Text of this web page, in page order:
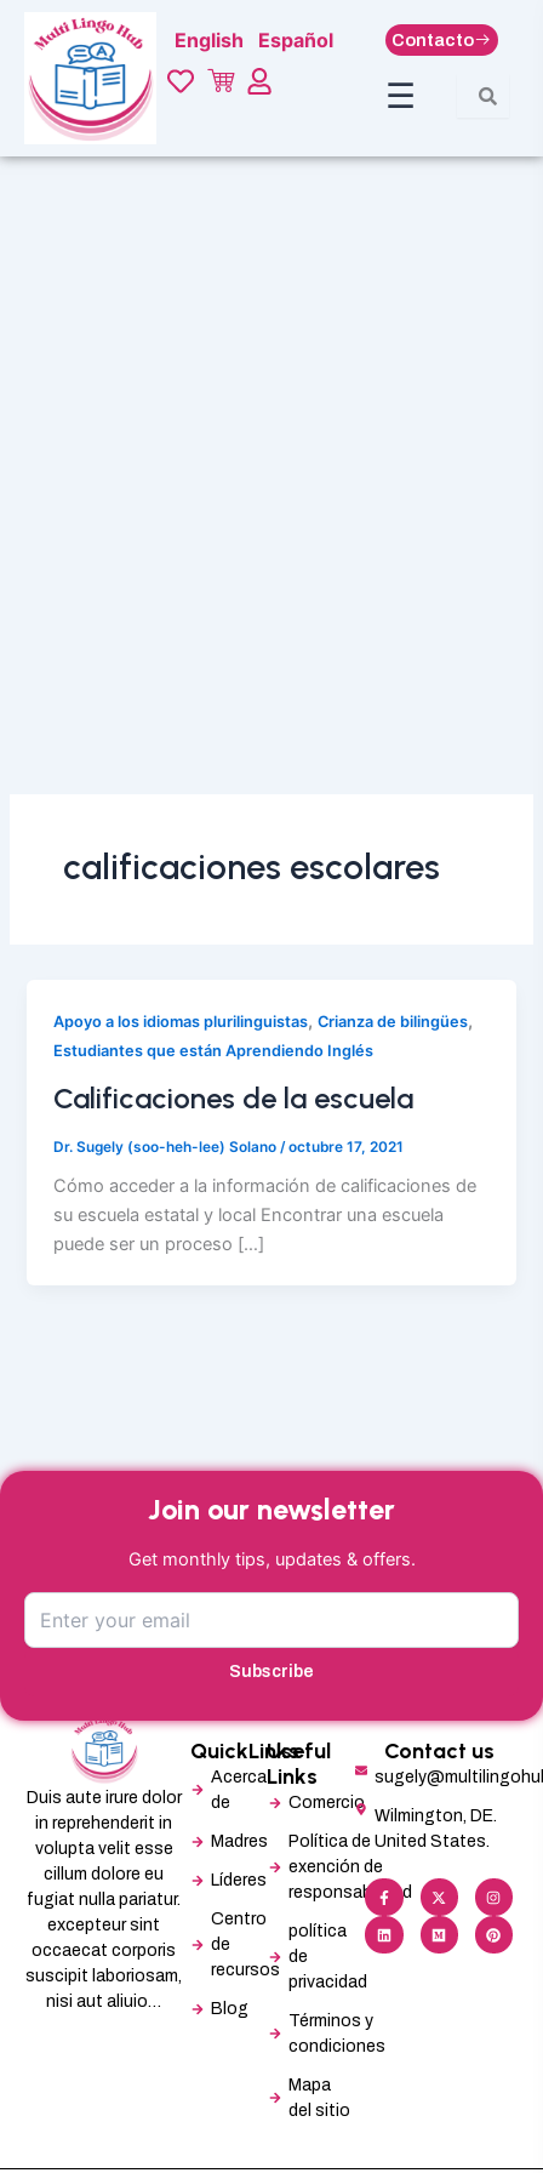
contenido
English Español Contacto
☰
calificaciones escolares
Apoyo a los idiomas plurilinguistas,Crianza de bilingües,
Estudiantes que están Aprendiendo Inglés
Calificaciones de la escuela
Dr. Sugely (soo-heh-lee) Solano /octubre 17, 2021
Cómo acceder a la información de calificaciones de
su escuela estatal y local Encontrar una escuela
puede ser un proceso […]
Join our newsletter
Get monthly tips, updates & offers.
Subscribe
Duis aute irure dolor
in reprehenderit in
volupta velit esse
cillum dolore eu
fugiat nulla pariatur.
excepteur sint
occaecat corporis
suscipit laboriosam,
nisi aut aliuio…
QuickLinks
Acerca
de
Madres
Líderes
Centro
de
recursos
Blog
Useful
Links
Comercio
Política de
exención de
responsabilidad
política
de
privacidad
Términos y
condiciones
Mapa
del sitio
Contact us
Wilmington, DE.
United States.
F
a
c
e
b
o
X
-
t
w
i
t
I
n
s
t
a
g
L
i
n
k
e
d
M
e
d
i
u
m
P
i
n
t
e
r